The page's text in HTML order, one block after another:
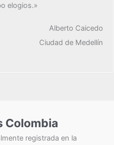
elogios.»
Alberto Caicedo
Ciudad de Medellín
Colombia
registrada en la